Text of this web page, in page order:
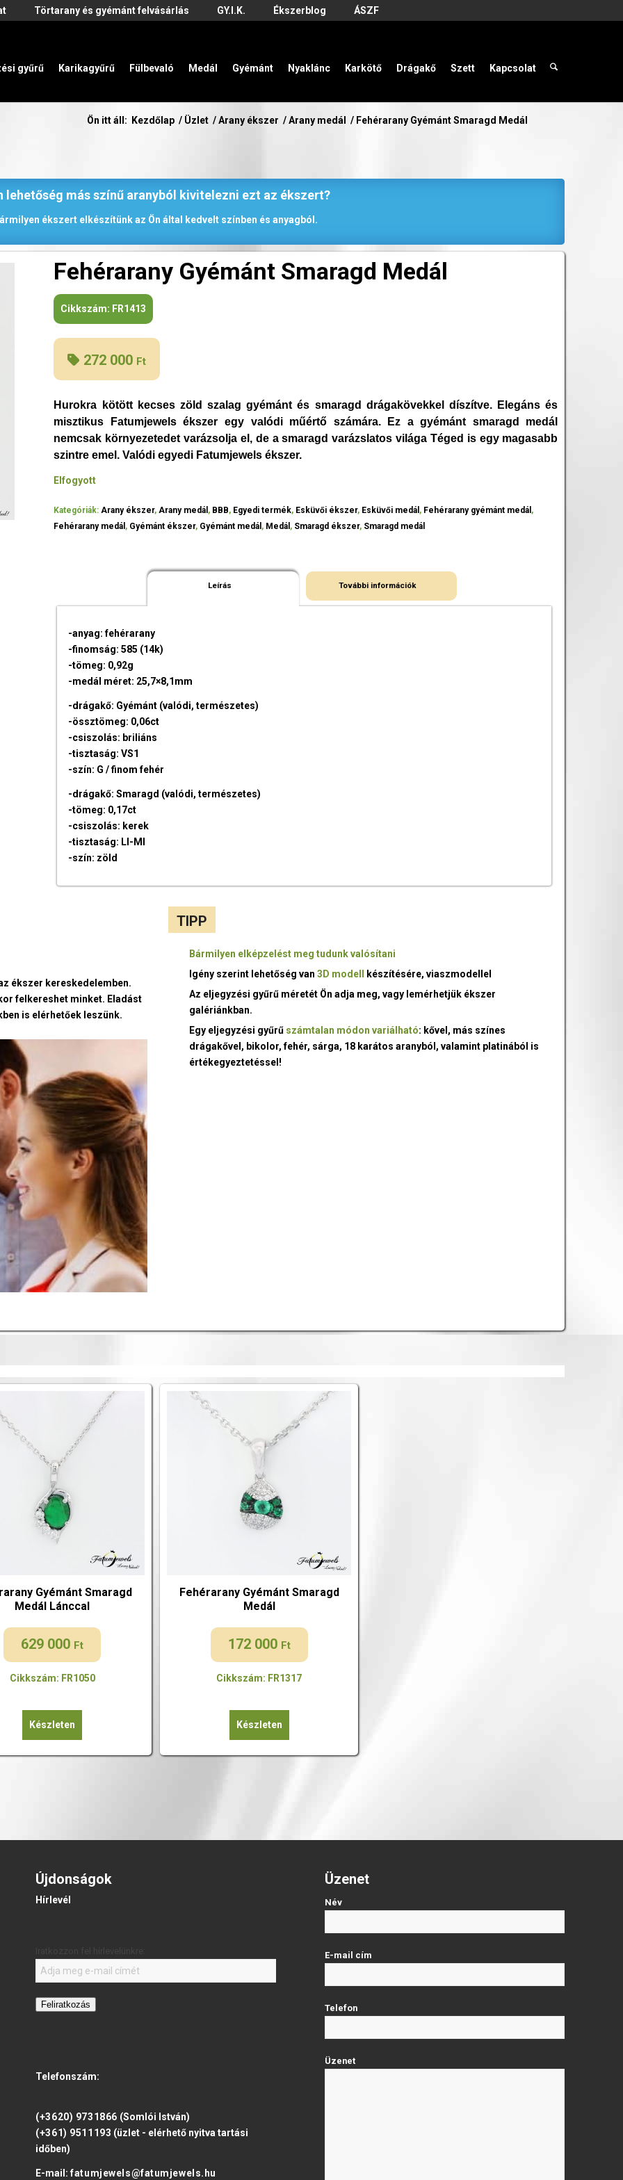
Törtarany és gyémánt felvásárlás GY.I.K. Ékszerblog ÁSZF
gyűrű Karikagyűrű Fülbevaló Medál Gyémánt Nyaklánc Karkötő Drágakő Szett Kapcsolat
Ön itt áll: Kezdőlap / Üzlet / Arany ékszer / Arany medál / Fehérarany Gyémánt Smaragd Medál
lehetőség más színű aranyból kivitelezni ezt az ékszert?
ékszert elkészítünk az Ön által kedvelt színben és anyagból.
Fehérarany Gyémánt Smaragd Medál
Cikkszám: FR1413
272 000 Ft
Hurokra kötött kecses zöld szalag gyémánt és smaragd drágakövekkel díszítve. Elegáns és
misztikus Fatumjewels ékszer egy valódi műértő számára. Ez a gyémánt smaragd medál
nemcsak környezetedet varázsolja el, de a smaragd varázslatos világa Téged is egy magasabb
szintre emel. Valódi egyedi Fatumjewels ékszer.
Elfogyott
Kategóriák:Arany ékszer,Arany medál , BBB, Egyedi termék, Esküvői ékszer, Esküvői medál , Fehérarany gyémánt medál ,
Fehérarany medál , Gyémánt ékszer, Gyémánt medál , Medál , Smaragd ékszer, Smaragd medál
Leírás További információk
-anyag: fehérarany
-finomság: 585 (14k)
-tömeg: 0,92g
-medál méret: 25,7×8,1mm
-drágakő: Gyémánt (valódi, természetes)
-össztömeg: 0,06ct
-csiszolás: briliáns
-tisztaság: VS1
-szín: G / finom fehér
-drágakő: Smaragd (valódi, természetes)
-tömeg: 0,17ct
-csiszolás: kerek
-tisztaság: LI-MI
-szín: zöld
ékszer kereskedelemben.
felkereshet minket. Eladást
is elérhetőek leszünk.
TIPP
Bármilyen elképzelést meg tudunk valósítani
Igény szerint lehetőség van3D modell
készítésére, viaszmodellel
Az eljegyzési gyűrű méretét Ön adja meg, vagy lemérhetjük ékszer
galériánkban.
Egy eljegyzési gyűrű számtalan módon variálható: kővel, más színes
drágakővel, bikolor, fehér, sárga, 18 karátos aranyból, valamint platinából is
értékegyeztetéssel!
Gyémánt Smaragd
Medál Lánccal
629 000 Ft
Cikkszám: FR1050
Készleten
Fehérarany Gyémánt Smaragd
Medál
172 000 Ft
Cikkszám: FR1317
Készleten
Újdonságok
Hírlevél
Feliratkozás
Telefonszám:
(+3620) 9731866 (Somlói István)
(+361) 9511193 (üzlet - elérhető nyitva tartási
időben)
E-mail:fatumjewels@fatumjewels.hu
Üzenet
Név
E-mail cím
Telefon
Üzenet